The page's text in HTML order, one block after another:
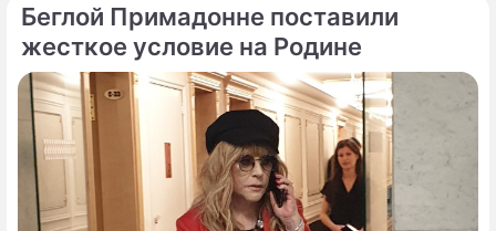
Беглой Примадонне поставили
жесткое условие на Родине